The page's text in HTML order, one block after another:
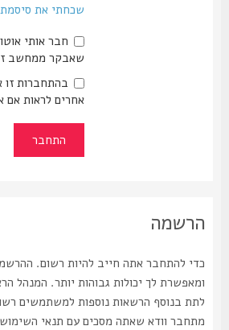
שכחתי את סיסמתי
חבר אותי
שאבקר ממחשב זה
בהתחברות זו אל
אחרים לראות אם אני
הרשמה
כדי להתחבר אתה חייב להיות רשום. ההרשמה
ומאפשרת לך יכולות גבוהות יותר. המנהל
לתת בנוסף הרשאות נוספות למשתמשים
מתחבר וודא שאתה מסכים עם תנאי השימוש